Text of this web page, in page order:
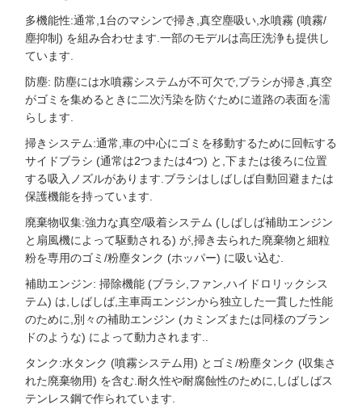
多機能性:通常,1台のマシンで掃き,真空塵吸い,水噴霧 (噴霧/
塵抑制) を組み合わせます.一部のモデルは高圧洗浄も提供し
ています.
防塵: 防塵には水噴霧システムが不可欠で,ブラシが掃き,真空
がゴミを集めるときに二次汚染を防ぐために道路の表面を濡
らします.
掃きシステム:通常,車の中心にゴミを移動するために回転する
サイドブラシ (通常は2つまたは4つ) と,下または後ろに位置
する吸入ノズルがあります.ブラシはしばしば自動回避または
保護機能を持っています.
廃棄物収集:強力な真空/吸着システム (しばしば補助エンジン
と扇風機によって駆動される) が,掃き去られた廃棄物と細粒
粉を専用のゴミ/粉塵タンク (ホッパー) に吸い込む.
補助エンジン: 掃除機能 (ブラシ,ファン,ハイドロリックシス
テム) は,しばしば,主車両エンジンから独立した一貫した性能
のために,別々の補助エンジン (カミンズまたは同様のブラン
ドのような) によって動力されます..
タンク:水タンク (噴霧システム用) とゴミ/粉塵タンク (収集さ
れた廃棄物用) を含む.耐久性や耐腐蝕性のために,しばしばス
テンレス鋼で作られています.